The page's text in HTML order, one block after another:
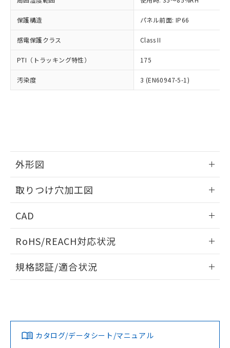
保護構造 パネル前面: IP66
感電保護クラス Class II
PTI（トラッキング特性） 175
汚染度 3 (EN60947-5-1)
外形図
取りつけ穴加工図
CAD
ドすることができます。
ログイン/会員登録
ダウンロードデータをご利用いただく前に、以下を必ずお読
みください。
ソフトウェアの使用条件
RoHS/REACH対応状況
EU RoHS 注意事項・凡例
対応済み
規格認証/適合状況
カタログ/データシート/マニュアル
ムロン制御機器販売店・当社販売員に
オムロン制御機器販売店や当社販売拠
点は「
販売ネットワーク
」をご確認
在庫状況および標準価格結果を当社の
事前の承諾なく第三者に漏洩または開
示しないようお願いします。
マイパーツ機能（部品リスト作成サー
および当社の共同利用者が、当社の製
引・商談に必要な範囲で利用すること
をご了承ください。
※当社の共同利用者とは、
指します。
(DIBP) 1000ppm以下
但し、RoHS指令で産業用監視および制御機器に対する
適用除外項目は除く。
※2 対応予定月
部品在庫の切り替え状況などにより、予定
下記の非含有証明書をダウンロードするこ
とができます。
EU RoHS指令（10物質）の非含有証明書
51物質の非含有証明書（当社基準）
るもので、過去に遡って非含有を証明する
ものではありません。
また、RoHS指令のフタル酸エステル類４
荷製品に未対応品が混在することから備考
欄に対応日を記載しておりました。
す。
ル) : 1000ppm、
DEHP(フタル酸ビス(2-エチルヘキシル)) : 1000ppm
※2 環境保護使用期限
「ｅ」：有害物質（10物質）のすべてが基
「10」：通常の使用状況下において有害物
当社は貴社製品を、核兵器、ミサイ
ル、化学兵器、生物兵器またはその他
武器並びにこれらの製造装置等に一切
使用いたしません。
当社は、貴社製品を第三者に販売する
場合は、上記1、2および3の内容を当
該第三者に通知します。また当社は、
販売先および販売に係わる関係者が違
在庫なし(最新の在庫状況につ
たはお客様担当のオムロン制御
機器販売店・当社販売員にご確
空
受注生産機種、また在庫状況の